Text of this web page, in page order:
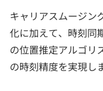
キャリアスムージン
化に加えて、時刻同
の位置推定アルゴリ
の時刻精度を実現し